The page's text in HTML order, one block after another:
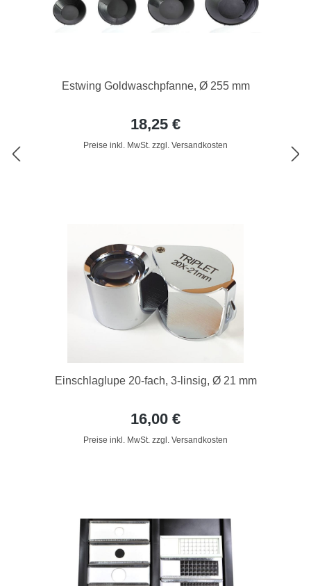
Estwing Goldwaschpfanne, Ø 255 mm
18,25 €
Preise inkl. MwSt. zzgl. Versandkosten
Einschlaglupe 20-fach, 3-linsig, Ø 21 mm
16,00 €
Preise inkl. MwSt. zzgl. Versandkosten